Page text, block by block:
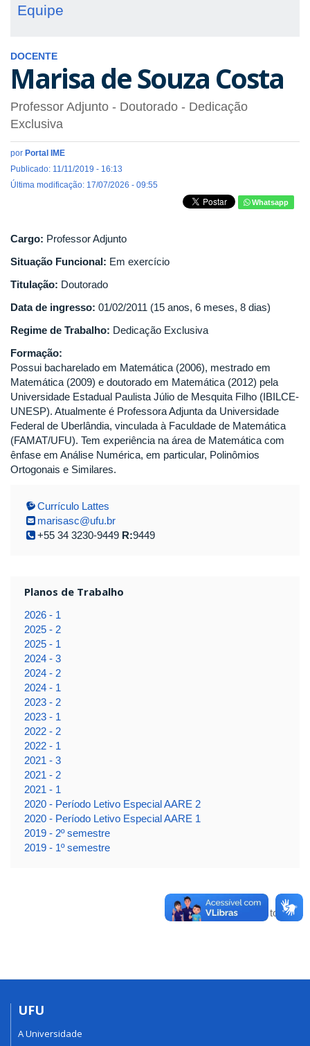
Equipe
DOCENTE
Marisa de Souza Costa
Professor Adjunto - Doutorado - Dedicação
Exclusiva
por Portal IME
Publicado: 11/11/2019 - 16:13
Última modificação: 17/07/2026 - 09:55
Whatsapp
Cargo: Professor Adjunto
Situação Funcional: Em exercício
Titulação: Doutorado
Data de ingresso: 01/02/2011 (15 anos, 6 meses, 8 dias)
Regime de Trabalho: Dedicação Exclusiva
Formação:
Possui bacharelado em Matemática (2006), mestrado em
Matemática (2009) e doutorado em Matemática (2012) pela
Universidade Estadual Paulista Júlio de Mesquita Filho (IBILCE-
UNESP). Atualmente é Professora Adjunta da Universidade
Federal de Uberlândia, vinculada à Faculdade de Matemática
(FAMAT/UFU). Tem experiência na área de Matemática com
ênfase em Análise Numérica, em particular, Polinômios
Ortogonais e Similares.
Currículo Lattes
marisasc@ufu.br
+55 34 3230-9449 R:9449
Planos de Trabalho
2026 - 1
2025 - 2
2025 - 1
2024 - 3
2024 - 2
2024 - 1
2023 - 2
2023 - 1
2022 - 2
2022 - 1
2021 - 3
2021 - 2
2021 - 1
2020 - Período Letivo Especial AARE 2
2020 - Período Letivo Especial AARE 1
2019 - 2º semestre
2019 - 1º semestre
Voltar para o topo
UFU
A Universidade